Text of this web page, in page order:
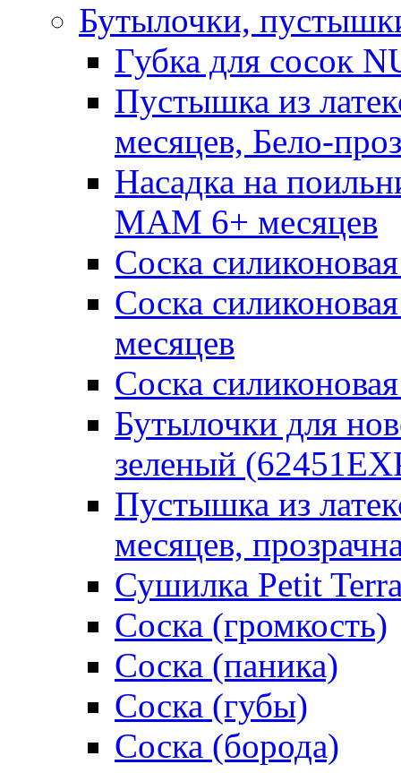
Бутылочки,
Губка для сосок
Пустышка из
месяцев, Бело-
Насадка на
MAM 6+ месяцев
Соска
Соска
месяцев
Соска
Бутылочки для
зеленый
Пустышка из
месяцев,
Сушилка Petit
Соска (громкость)
Соска (паника)
Соска (губы)
Соска (борода)